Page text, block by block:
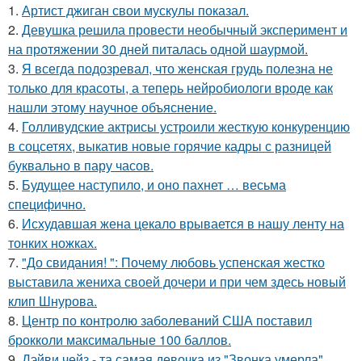
1. Артист джиган свои мускулы показал.
2. Девушка решила провести необычный эксперимент и
на протяжении 30 дней питалась одной шаурмой.
3. Я всегда подозревал, что женская грудь полезна не
только для красоты, а теперь нейробиологи вроде как
нашли этому научное объяснение.
4. Голливудские актрисы устроили жесткую конкуренцию
в соцсетях, выкатив новые горячие кадры с разницей
буквально в пару часов.
5. Будущее наступило, и оно пахнет … весьма
специфично.
6. Исхудавшая жена цекало врывается в нашу ленту на
тонких ножках.
7. "До свидания! ": Почему любовь успенская жестко
выставила жениха своей дочери и при чем здесь новый
клип Шнурова.
8. Центр по контролю заболеваний США поставил
брокколи максимальные 100 баллов.